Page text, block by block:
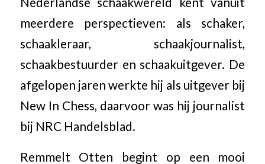
meerdere perspectieven: als schaker,
schaakleraar, schaakjournalist,
schaakbestuurder en schaakuitgever. De
afgelopen jaren werkte hij als uitgever bij
New In Chess, daarvoor was hij journalist
bij NRC Handelsblad.
Remmelt Otten begint op een mooi